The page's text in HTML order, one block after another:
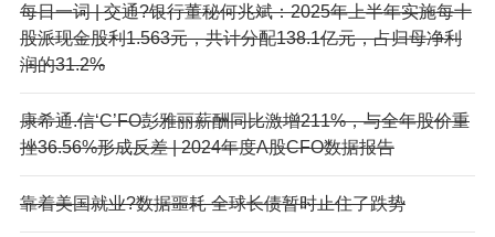
每日一词 | 交通?银行董秘何兆斌：2025年上半年实施每十
股派现金股利1.563元，共计分配138.1亿元，占归母净利
润的31.2%
康希通.信‘C’FO彭雅丽薪酬同比激增211%，与全年股价重
挫36.56%形成反差 | 2024年度A股CFO数据报告
靠着美国就业?数据噩耗 全球长债暂时止住了跌势